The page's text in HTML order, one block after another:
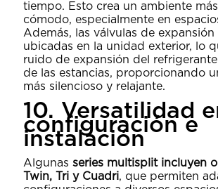
tiempo. Esto crea un ambiente
cómodo, especialmente en
Además, las válvulas de expansión
ubicadas en la unidad exterior, lo
ruido de expansión del
de las estancias, proporcionando
más silencioso y relajante.
10. Versatilidad
configuración e
instalación
Algunas series multisplit incluyen
Twin, Tri y Cuadri, que permiten